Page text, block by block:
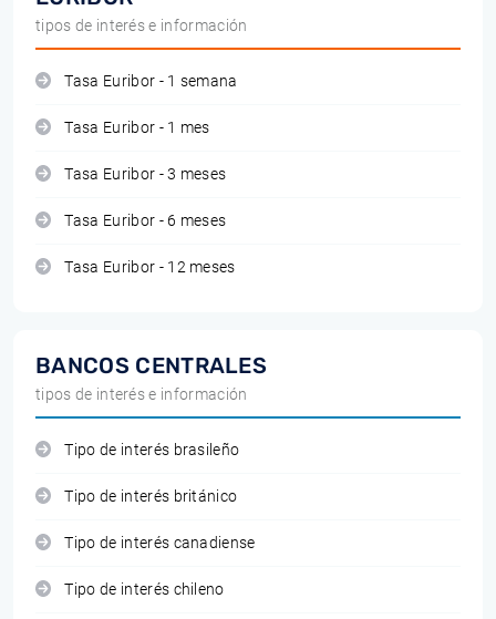
tipos de interés e información
Tasa Euribor - 1 semana
Tasa Euribor - 1 mes
Tasa Euribor - 3 meses
Tasa Euribor - 6 meses
Tasa Euribor - 12 meses
BANCOS CENTRALES
tipos de interés e información
Tipo de interés brasileño
Tipo de interés británico
Tipo de interés canadiense
Tipo de interés chileno